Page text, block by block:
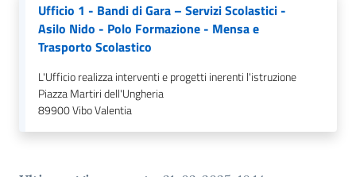
Seguici
Ufficio 1 - Bandi di Gara – Servizi Scolastici -
Asilo Nido - Polo Formazione - Mensa e
Trasporto Scolastico
L'Ufficio realizza interventi e progetti inerenti l'istruzione
Piazza Martiri dell'Ungheria
89900Vibo Valentia